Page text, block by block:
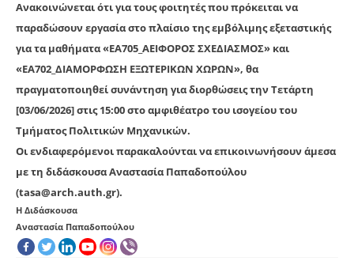
Ανακοινώνεται ότι για τους φοιτητές που πρόκειται να
παραδώσουν εργασία στο πλαίσιο της εμβόλιμης εξεταστικής
για τα μαθήματα«ΕΑ705_ΑΕΙΦΟΡΟΣ ΣΧΕΔΙΑΣΜΟΣ» και
«ΕΑ702_ΔΙΑΜΟΡΦΩΣΗ ΕΞΩΤΕΡΙΚΩΝ ΧΩΡΩΝ», θα
πραγματοποιηθεί συνάντηση για διορθώσεις την Τετάρτη
[03/06/2026]στις 15:00 στο αμφιθέατρο του ισογείου του
Τμήματος Πολιτικών Μηχανικών.
Οι ενδιαφερόμενοι παρακαλούνται να επικοινωνήσουν άμεσα
με τη διδάσκουσα Αναστασία Παπαδοπούλου
(tasa@arch.auth.gr).
Η Διδάσκουσα
Αναστασία Παπαδοπούλου